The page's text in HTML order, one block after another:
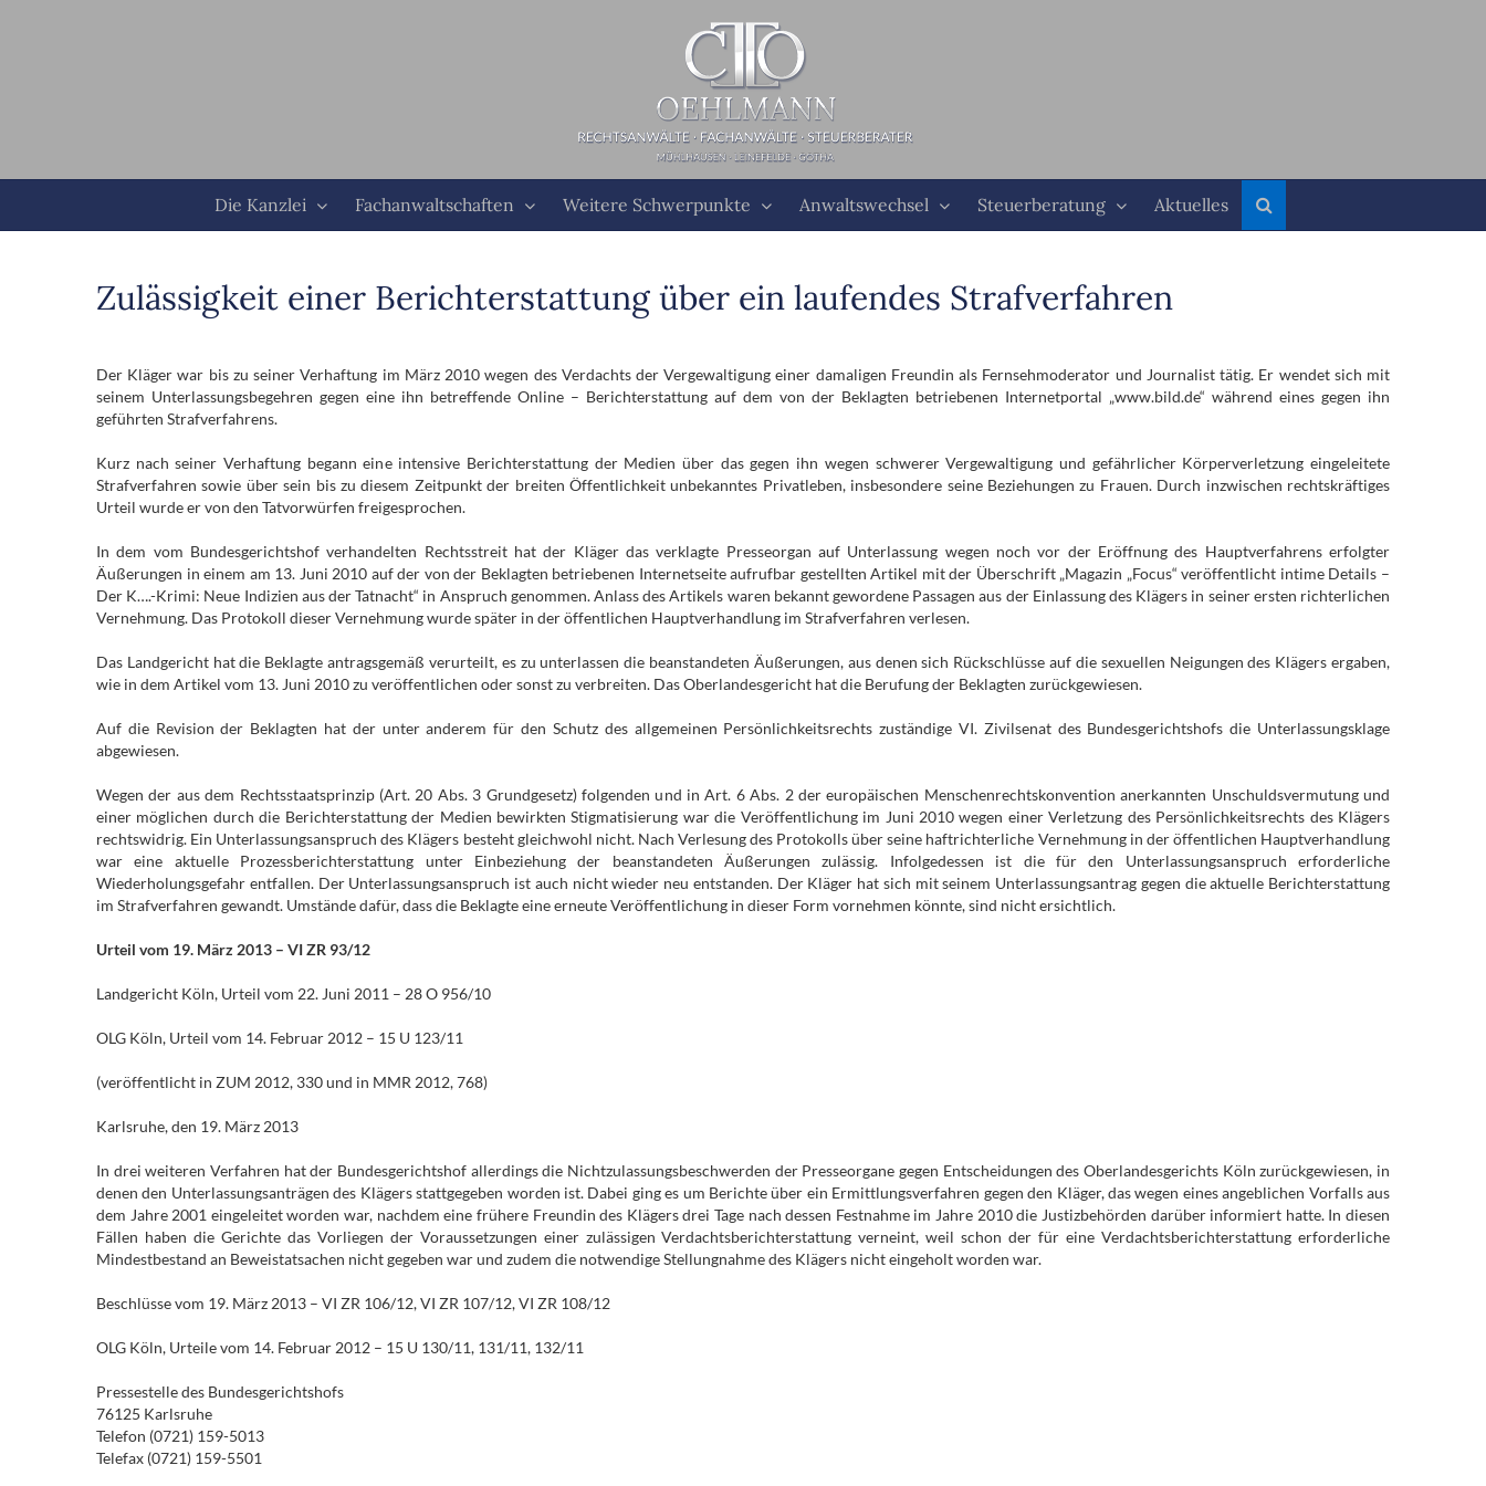
Die Kanzlei Fachanwaltschaften Weitere Schwerpunkte Anwaltswechsel Steuerberatung Aktuelles
Zulässigkeit einer Berichterstattung über ein laufendes Strafverfahren
Der Kläger war bis zu seiner Verhaftung im März 2010 wegen des Verdachts der Vergewaltigung einer damaligen Freundin als Fernsehmoderator und Journalist tätig. Er wendet sich mit
seinem Unterlassungsbegehren gegen eine ihn betreffende Online – Berichterstattung auf dem von der Beklagten betriebenen Internetportal „www.bild.de“ während eines gegen ihn
geführten Strafverfahrens.
Kurz nach seiner Verhaftung begann eine intensive Berichterstattung der Medien über das gegen ihn wegen schwerer Vergewaltigung und gefährlicher Körperverletzung eingeleitete
Strafverfahren sowie über sein bis zu diesem Zeitpunkt der breiten Öffentlichkeit unbekanntes Privatleben, insbesondere seine Beziehungen zu Frauen. Durch inzwischen rechtskräftiges
Urteil wurde er von den Tatvorwürfen freigesprochen.
In dem vom Bundesgerichtshof verhandelten Rechtsstreit hat der Kläger das verklagte Presseorgan auf Unterlassung wegen noch vor der Eröffnung des Hauptverfahrens erfolgter
Äußerungen in einem am 13. Juni 2010 auf der von der Beklagten betriebenen Internetseite aufrufbar gestellten Artikel mit der Überschrift „Magazin „Focus“ veröffentlicht intime Details –
Der K….-Krimi: Neue Indizien aus der Tatnacht“ in Anspruch genommen. Anlass des Artikels waren bekannt gewordene Passagen aus der Einlassung des Klägers in seiner ersten richterlichen
Vernehmung. Das Protokoll dieser Vernehmung wurde später in der öffentlichen Hauptverhandlung im Strafverfahren verlesen.
Das Landgericht hat die Beklagte antragsgemäß verurteilt, es zu unterlassen die beanstandeten Äußerungen, aus denen sich Rückschlüsse auf die sexuellen Neigungen des Klägers ergaben,
wie in dem Artikel vom 13. Juni 2010 zu veröffentlichen oder sonst zu verbreiten. Das Oberlandesgericht hat die Berufung der Beklagten zurückgewiesen.
Auf die Revision der Beklagten hat der unter anderem für den Schutz des allgemeinen Persönlichkeitsrechts zuständige VI. Zivilsenat des Bundesgerichtshofs die Unterlassungsklage
abgewiesen.
Wegen der aus dem Rechtsstaatsprinzip (Art. 20 Abs. 3 Grundgesetz) folgenden und in Art. 6 Abs. 2 der europäischen Menschenrechtskonvention anerkannten Unschuldsvermutung und
einer möglichen durch die Berichterstattung der Medien bewirkten Stigmatisierung war die Veröffentlichung im Juni 2010 wegen einer Verletzung des Persönlichkeitsrechts des Klägers
rechtswidrig. Ein Unterlassungsanspruch des Klägers besteht gleichwohl nicht. Nach Verlesung des Protokolls über seine haftrichterliche Vernehmung in der öffentlichen Hauptverhandlung
war eine aktuelle Prozessberichterstattung unter Einbeziehung der beanstandeten Äußerungen zulässig. Infolgedessen ist die für den Unterlassungsanspruch erforderliche
Wiederholungsgefahr entfallen. Der Unterlassungsanspruch ist auch nicht wieder neu entstanden. Der Kläger hat sich mit seinem Unterlassungsantrag gegen die aktuelle Berichterstattung
im Strafverfahren gewandt. Umstände dafür, dass die Beklagte eine erneute Veröffentlichung in dieser Form vornehmen könnte, sind nicht ersichtlich.
Urteil vom 19. März 2013 – VI ZR 93/12
Landgericht Köln, Urteil vom 22. Juni 2011 – 28 O 956/10
OLG Köln, Urteil vom 14. Februar 2012 – 15 U 123/11
(veröffentlicht in ZUM 2012, 330 und in MMR 2012, 768)
Karlsruhe, den 19. März 2013
In drei weiteren Verfahren hat der Bundesgerichtshof allerdings die Nichtzulassungsbeschwerden der Presseorgane gegen Entscheidungen des Oberlandesgerichts Köln zurückgewiesen, in
denen den Unterlassungsanträgen des Klägers stattgegeben worden ist. Dabei ging es um Berichte über ein Ermittlungsverfahren gegen den Kläger, das wegen eines angeblichen Vorfalls aus
dem Jahre 2001 eingeleitet worden war, nachdem eine frühere Freundin des Klägers drei Tage nach dessen Festnahme im Jahre 2010 die Justizbehörden darüber informiert hatte. In diesen
Fällen haben die Gerichte das Vorliegen der Voraussetzungen einer zulässigen Verdachtsberichterstattung verneint, weil schon der für eine Verdachtsberichterstattung erforderliche
Mindestbestand an Beweistatsachen nicht gegeben war und zudem die notwendige Stellungnahme des Klägers nicht eingeholt worden war.
Beschlüsse vom 19. März 2013 – VI ZR 106/12, VI ZR 107/12, VI ZR 108/12
OLG Köln, Urteile vom 14. Februar 2012 – 15 U 130/11, 131/11, 132/11
Pressestelle des Bundesgerichtshofs
76125 Karlsruhe
Telefon (0721) 159-5013
Telefax (0721) 159-5501